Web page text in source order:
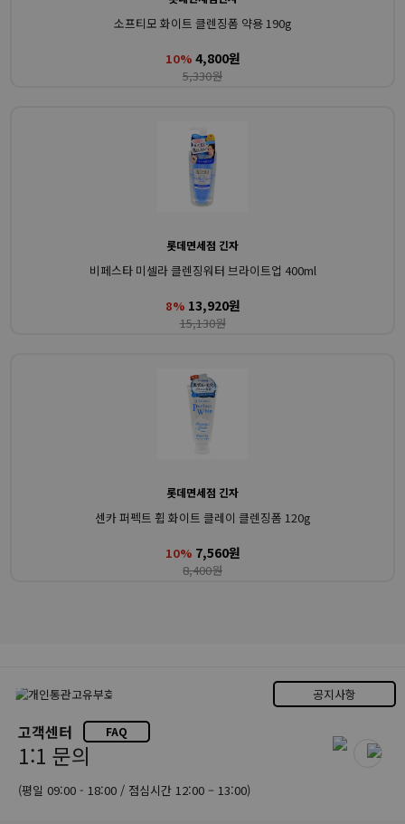
소프티모 화이트 클렌징폼 약용 190g
10% 4,800원
5,330원
롯데면세점 긴자
비페스타 미셀라 클렌징워터 브라이트업 400ml
8% 13,920원
15,130원
롯데면세점 긴자
센카 퍼펙트 휩 화이트 클레이 클렌징폼 120g
10% 7,560원
8,400원
공지사항
고객센터 FAQ
1:1 문의
(평일 09:00 - 18:00 / 점심시간 12:00 – 13:00)